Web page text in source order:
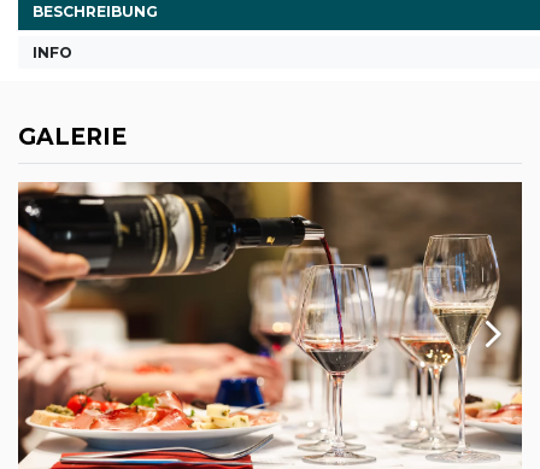
BESCHREIBUNG
INFO
GALERIE